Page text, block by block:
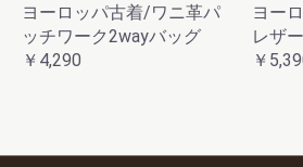
ヨーロッパ古着/ワニ革パ
ッチワーク2wayバッグ
￥4,290
ヨー
レザ
￥